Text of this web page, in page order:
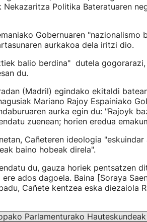
Nekazaritza Politika Bateratuaren
Gobernuaren "nazionalismo
aurkakoa dela iritzi dio.
balio berdina" dutela
du.
(Madril) egindako ekitaldi
Mariano Rajoy Espainiako
aurka egin du: "Rajoyk
zuenean; horien eredua
Cañeteren ideologia
baino hobeak direla".
du, gauza horiek pentsatzen
ados dagoela. Baina [Soraya
Cañete kentzea eska diezaiola
Parlamenturako Hauteskundeak